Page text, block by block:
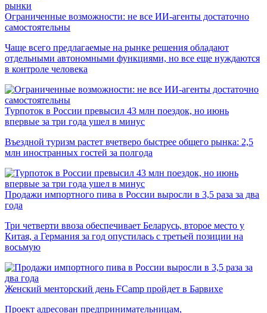
рынки
Ограниченные возможности: не все ИИ-агенты достаточно
самостоятельны
Чаще всего предлагаемые на рынке решения обладают
отдельными автономными функциями, но все еще нуждаются
в контроле человека
Турпоток в России превысил 43 млн поездок, но июнь
впервые за три года ушел в минус
Въездной туризм растет вчетверо быстрее общего рынка: 2,5
млн иностранных гостей за полгода
Продажи импортного пива в России выросли в 3,5 раза за два
года
Три четверти ввоза обеспечивает Беларусь, второе место у
Китая, а Германия за год опустилась с третьей позиции на
восьмую
Женский менторский день FCamp пройдет в Барвихе
Проект адресован предпринимательницам,